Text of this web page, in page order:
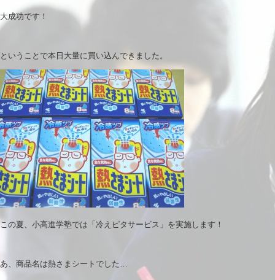
大成功です！
ということで本日大量に買い込んできました。
この夏、小高進学塾では「冷えピタサービス」を実施します！
あ、商品名は熱さまシートでした…